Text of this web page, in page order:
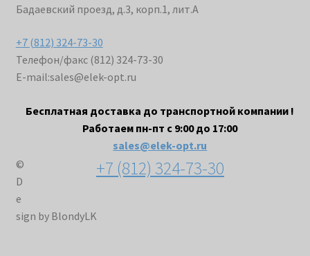
Бадаевский проезд, д.3, корп.1, лит.А
+7 (812) 324-73-30
Телефон/факс (812) 324-73-30
E-mail:sales@elek-opt.ru
Бесплатная доставка до транспортной компании !
Работаем пн-пт с 9:00 до 17:00
sales@elek-opt.ru
+7 (812) 324-73-30
©
D
e
sign by BlondyLK